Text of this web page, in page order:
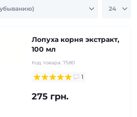
Лопуха корня экстракт,
100 мл
Код товара: 7580
1
275 грн.